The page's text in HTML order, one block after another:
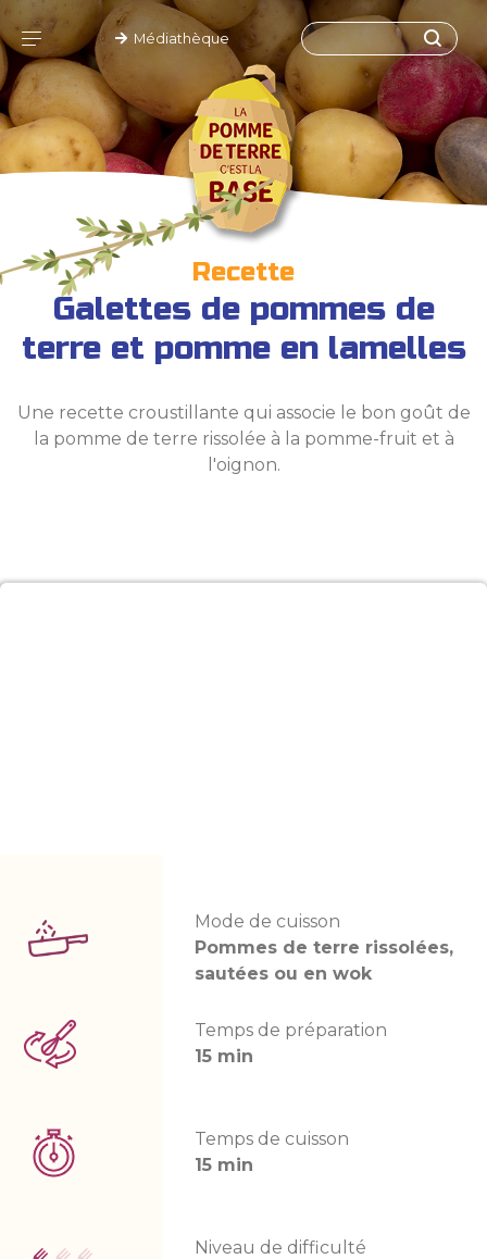
Médiathèque
Recette
Galettes de pommes de
terre et pomme en lamelles
Une recette croustillante qui associe le bon goût de
la pomme de terre rissolée à la pomme-fruit et à
l'oignon.
Mode de cuisson
Pommes de terre rissolées,
sautées ou en wok
Temps de préparation
15 min
Temps de cuisson
15 min
Niveau de difficulté